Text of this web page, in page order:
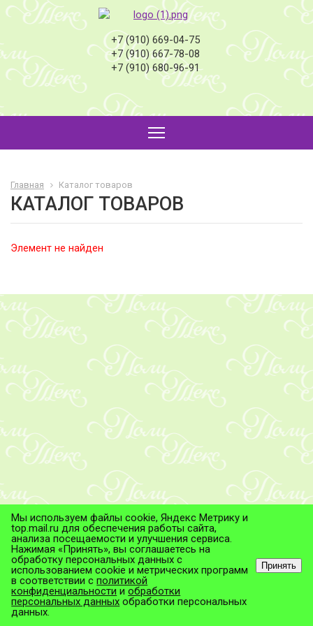
+7 (910) 669-04-75
+7 (910) 667-78-08
+7 (910) 680-96-91
Главная Каталог товаров
КАТАЛОГ ТОВАРОВ
Элемент не найден
© ТД "ПолиТекс", 2026
Все права защищены.
Мы используем файлы cookie, Яндекс Метрику и
top.mail.ru для обеспечения работы сайта,
анализа посещаемости и улучшения сервиса.
Нажимая «Принять», вы соглашаетесь на
обработку персональных данных с
использованием cookie и метрических программ
в соответствии сполитикой
конфиденциальности иобработки
персональных данных обработки персональных
данных.
Принять